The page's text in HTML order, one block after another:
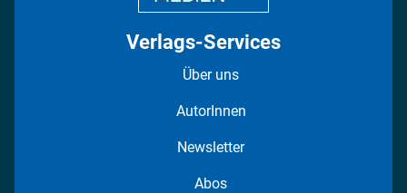
Verlags-Services
Über uns
AutorInnen
Newsletter
Abos